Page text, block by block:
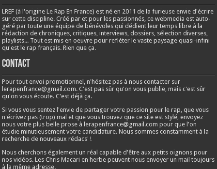
LREF (à l'origine Le Rap En France) est né en 2011 de la furieuse envie d'écrire
sur cette discipline. Créé par et pour les passionnés, ce webmedia est auto-
géré par toute une équipe de bénévoles qui dédient leur temps libre à la
rédaction de chroniques, critiques, interviews, dossiers, sélection diverses,
playlists... Tout est mis en oeuvre pour refléter le vaste paysage quasi-infini
qu'est le rap français. Rien que ça.
Contact
Pour tout envoi promotionnel, n'hésitez pas à nous contacter sur
lerapenfrance@gmail.com. C'est pas sûr qu'on vous publie, mais c'est sûr
qu'on vous écoute. C'est déjà ça.
Si vous vous sentez l'envie de partager votre passion pour le rap, que vous
n'écrivez pas (trop) mal et que vous trouvez que ce site est stylé, envoyez
nous votre plus belle prose àlerapenfrance@gmail.com pour que l'on
étudie minutieusement votre candidature. Nous sommes constamment à la
recherche de nouveaux rédacs' !
Nous cherchons également un réal capable d'être aux petits oignons pour
nos vidéos. Les Chris Macari en herbe peuvent nous envoyer un mail toujours
à la même adresse.